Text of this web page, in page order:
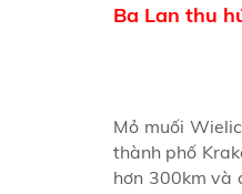
Ba Lan thu
Mỏ muối
thành phố
hơn 300km và